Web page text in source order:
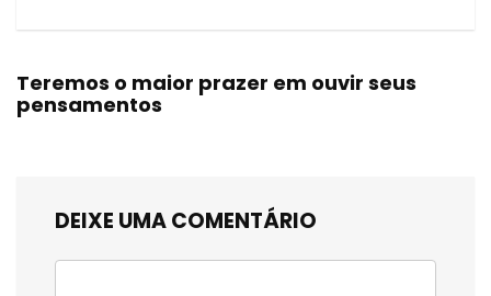
Teremos o maior prazer em ouvir seus
pensamentos
DEIXE UMA COMENTÁRIO